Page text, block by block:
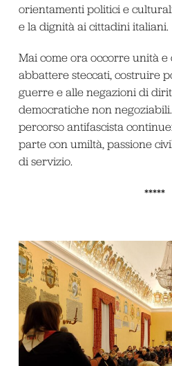
orientamenti politici e
e la dignità ai cittadini italiani.
Mai come ora occorre unità
abbattere steccati, costruire
guerre e alle negazioni di
democratiche non
percorso antifascista
parte con umiltà, passione
di servizio.
*****